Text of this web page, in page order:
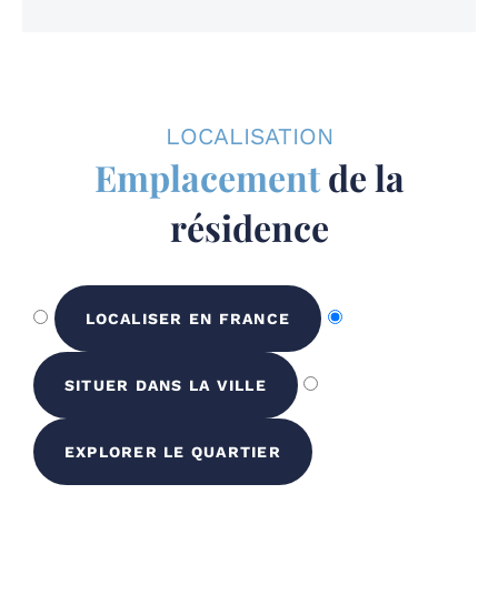
LOCALISATION
Emplacementde la
résidence
LOCALISER EN FRANCE
SITUER DANS LA VILLE
EXPLORER LE QUARTIER